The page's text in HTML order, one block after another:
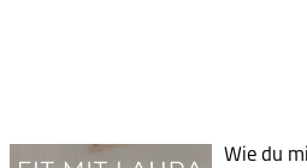
Wie du